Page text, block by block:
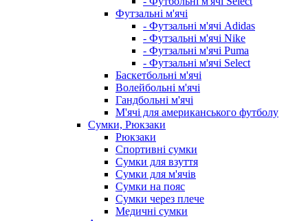
Футзальні м'ячі
- Футзальні м'ячі Adidas
- Футзальні м'ячі Nike
- Футзальні м'ячі Puma
- Футзальні м'ячі Select
Баскетбольні м'ячі
Волейбольні м'ячі
Гандбольні м'ячі
М'ячі для американського футболу
Сумки, Рюкзаки
Рюкзаки
Спортивні сумки
Сумки для взуття
Сумки для м'ячів
Сумки на пояс
Сумки через плече
Медичні сумки